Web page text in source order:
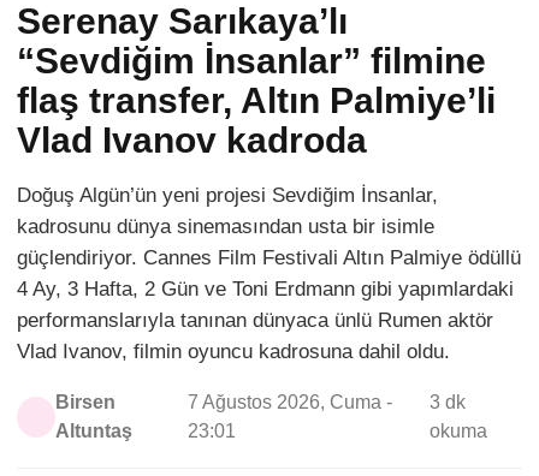
Serenay Sarıkaya’lı
“Sevdiğim İnsanlar” filmine
flaş transfer, Altın Palmiye’li
Vlad Ivanov kadroda
Doğuş Algün’ün yeni projesi Sevdiğim İnsanlar,
kadrosunu dünya sinemasından usta bir isimle
güçlendiriyor. Cannes Film Festivali Altın Palmiye ödüllü
4 Ay, 3 Hafta, 2 Gün ve Toni Erdmann gibi yapımlardaki
performanslarıyla tanınan dünyaca ünlü Rumen aktör
Vlad Ivanov, filmin oyuncu kadrosuna dahil oldu.
Birsen
Altuntaş
7 Ağustos 2026, Cuma -
23:01
3 dk
okuma